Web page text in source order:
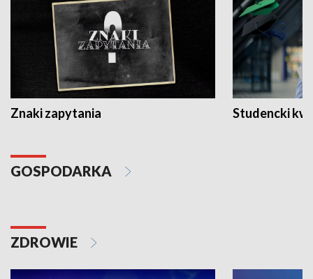
Znaki zapytania Studencki
GOSPODARKA
ZDROWIE